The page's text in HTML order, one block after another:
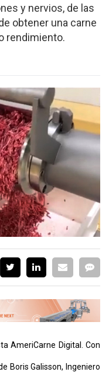
y nervios, de las
obtener una carne
rendimiento.
AmeriCarne Digital. Con
Boris Galisson, Ingeniero